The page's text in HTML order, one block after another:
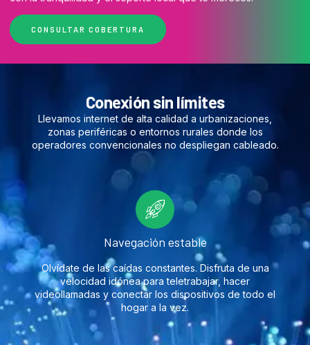
CONSULTAR COBERTURA
Conexión sin límites
Llevamos internet de alta calidad a urbanizaciones,
zonas periféricas o entornos rurales donde los
operadores convencionales no despliegan cableado.
Navegación estable
Olvídate de las caídas constantes. Disfruta de una
velocidad idónea para teletrabajar, hacer
videollamadas y conectar los dispositivos de todo el
hogar a la vez.